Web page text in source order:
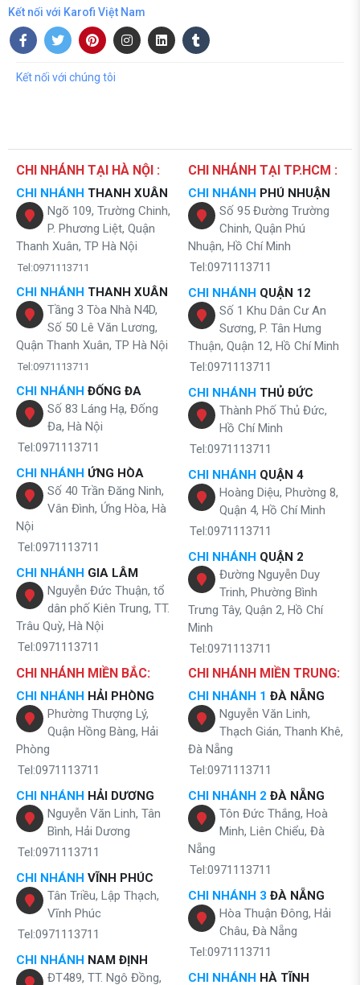
Kết nối với Karofi Việt Nam
Kết nối với chúng tôi
CHI NHÁNH TẠI HÀ NỘI :
CHI NHÁNH THANH XUÂN
Ngõ 109, Trường Chinh,
P. Phương Liệt, Quận
Thanh Xuân, TP Hà Nội
Tel:0971113711
CHI NHÁNH THANH XUÂN
Tầng 3 Tòa Nhà N4D,
Số 50 Lê Văn Lương,
Quận Thanh Xuân, TP Hà Nội
Tel:0971113711
CHI NHÁNH ĐỐNG ĐA
Số 83 Láng Hạ, Đống
Đa, Hà Nội
Tel:0971113711
CHI NHÁNH ỨNG HÒA
Số 40 Trần Đăng Ninh,
Vân Đình, Ứng Hòa, Hà
Nội
Tel:0971113711
CHI NHÁNH GIA LÂM
Nguyễn Đức Thuận, tổ
dân phố Kiên Trung, TT.
Trâu Quỳ, Hà Nội
Tel:0971113711
CHI NHÁNH TẠI TP.HCM :
CHI NHÁNH PHÚ NHUẬN
Số 95 Đường Trường
Chinh, Quận Phú
Nhuận, Hồ Chí Minh
Tel:0971113711
CHI NHÁNH QUẬN 12
Số 1 Khu Dân Cư An
Sương, P. Tân Hưng
Thuận, Quận 12, Hồ Chí Minh
Tel:0971113711
CHI NHÁNH THỦ ĐỨC
Thành Phố Thủ Đức,
Hồ Chí Minh
Tel:0971113711
CHI NHÁNH QUẬN 4
Hoàng Diệu, Phường 8,
Quận 4, Hồ Chí Minh
Tel:0971113711
CHI NHÁNH QUẬN 2
Đường Nguyễn Duy
Trinh, Phường Bình
Trưng Tây, Quận 2, Hồ Chí
Minh
Tel:0971113711
CHI NHÁNH MIỀN BẮC:
CHI NHÁNH HẢI PHÒNG
Phường Thượng Lý,
Quận Hồng Bàng, Hải
Phòng
Tel:0971113711
CHI NHÁNH HẢI DƯƠNG
Nguyễn Văn Linh, Tân
Bình, Hải Dương
Tel:0971113711
CHI NHÁNH VĨNH PHÚC
Tân Triều, Lập Thạch,
Vĩnh Phúc
Tel:0971113711
CHI NHÁNH NAM ĐỊNH
ĐT489, TT. Ngô Đồng,
CHI NHÁNH MIỀN TRUNG:
CHI NHÁNH 1 ĐÀ NẴNG
Nguyễn Văn Linh,
Thạch Gián, Thanh Khê,
Đà Nẵng
Tel:0971113711
CHI NHÁNH 2 ĐÀ NẴNG
Tôn Đức Thắng, Hoà
Minh, Liên Chiểu, Đà
Nẵng
Tel:0971113711
CHI NHÁNH 3 ĐÀ NẴNG
Hòa Thuận Đông, Hải
Châu, Đà Nẵng
Tel:0971113711
CHI NHÁNH HÀ TĨNH